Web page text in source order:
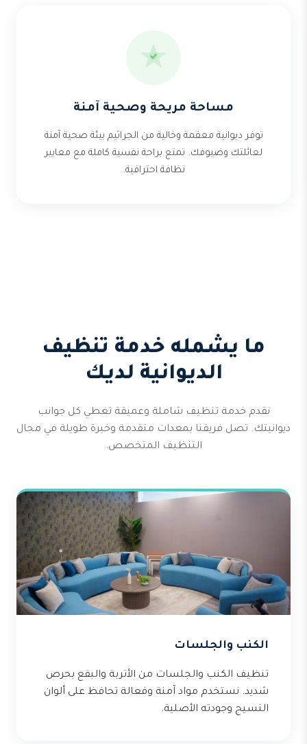
مساحة مريحة وصحية آمنة
توفر ديوانية معقمة وخالية من الجراثيم بيئة صحية آمنة
لعائلتك وضيوفك. تمتع براحة نفسية كاملة مع معايير
نظافة احترافية.
ما يشمله خدمة تنظيف
الديوانية لديك
نقدم خدمة تنظيف شاملة وعميقة تغطي كل جوانب
ديوانيتك. تصل فريقنا بمعدات متقدمة وخبرة طويلة في مجال
التنظيف المتخصص.
الكنب والجلسات
تنظيف الكنب والجلسات من الأتربة والبقع بحرص
شديد. نستخدم مواد آمنة وفعالة تحافظ على ألوان
النسيج وجودته الأصلية.